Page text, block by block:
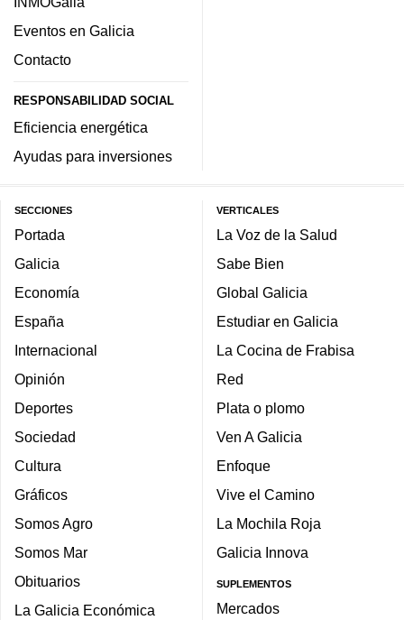
Eventos en Galicia
Contacto
RESPONSABILIDAD SOCIAL
Eficiencia energética
Ayudas para inversiones
SECCIONES
Portada
Galicia
Economía
España
Internacional
Opinión
Deportes
Sociedad
Cultura
Gráficos
Somos Agro
Somos Mar
Obituarios
La Galicia Económica
VERTICALES
La Voz de la Salud
Sabe Bien
Global Galicia
Estudiar en Galicia
La Cocina de Frabisa
Red
Plata o plomo
Ven A Galicia
Enfoque
Vive el Camino
La Mochila Roja
Galicia Innova
SUPLEMENTOS
Mercados